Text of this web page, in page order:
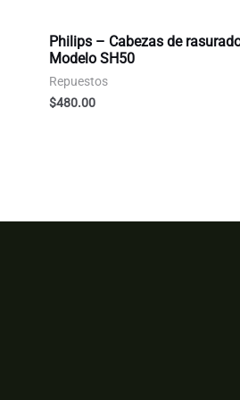
Philips – Cabezas de
Modelo SH50
Repuestos
$480.00